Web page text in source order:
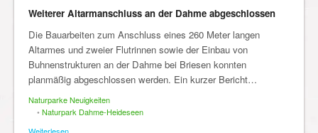
Weiterer Altarmanschluss an der Dahme abgeschlossen
Die Bauarbeiten zum Anschluss eines 260 Meter langen
Altarmes und zweier Flutrinnen sowie der Einbau von
Buhnenstrukturen an der Dahme bei Briesen konnten
planmäßig abgeschlossen werden. Ein kurzer Bericht…
Naturparke Neuigkeiten
• Naturpark Dahme-Heideseen